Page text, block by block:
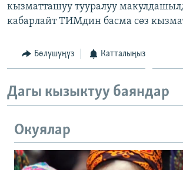
кызматташуу тууралуу
кабарлайт ТИМдин басма сөз
Бөлүшүңүз Катталыңыз
Дагы кызыктуу баяндар
Окуялар